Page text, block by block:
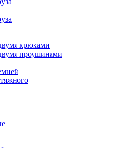
крюками
проушинами